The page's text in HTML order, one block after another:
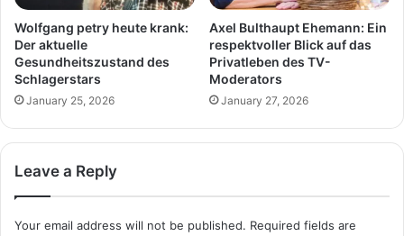
Wolfgang petry heute krank:
Der aktuelle
Gesundheitszustand des
Schlagerstars
January 25, 2026
Axel Bulthaupt Ehemann: Ein
respektvoller Blick auf das
Privatleben des TV-
Moderators
January 27, 2026
Leave a Reply
Your email address will not be published. Required fields are